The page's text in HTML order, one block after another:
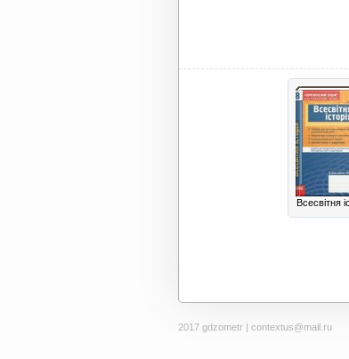
Всесвітня
2017 gdzometr | contextus@mail.ru